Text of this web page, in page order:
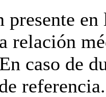
relación
caso de
referencia.